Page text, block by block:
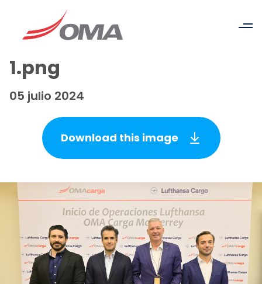
1.png
05 julio 2024
Download this image